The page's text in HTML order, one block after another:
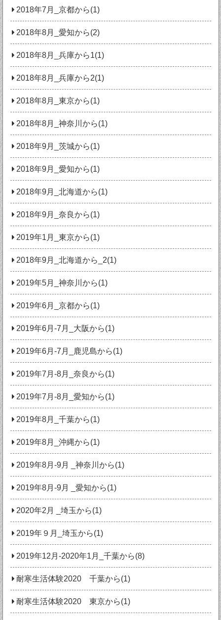
2018年7月_京都から(1)
2018年8月_愛知から(2)
2018年8月_兵庫から1(1)
2018年8月_兵庫から2(1)
2018年8月_東京から(1)
2018年8月_神奈川から(1)
2018年9月_茨城から(1)
2018年9月_愛知から(1)
2018年9月_北海道から(1)
2018年9月_奈良から(1)
2019年1月_東京から(1)
2018年9月_北海道から_2(1)
2019年5月_神奈川から(1)
2019年6月_京都から(1)
2019年6月-7月_大阪から(1)
2019年6月-7月_鹿児島から(1)
2019年7月-8月_奈良から(1)
2019年7月-8月_愛知から(1)
2019年8月_千葉から(1)
2019年8月_沖縄から(1)
2019年8月-9月 _神奈川から(1)
2019年8月-9月 _愛知から(1)
2020年2月 _埼玉から(1)
2019年９月_埼玉から(1)
2019年12月-2020年1月_千葉から(8)
耐寒生活体験2020 千葉から(1)
耐寒生活体験2020 東京から(1)